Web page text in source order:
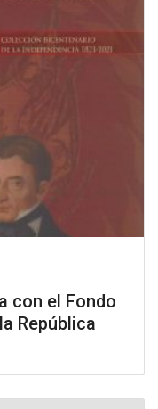
con el Fondo
República